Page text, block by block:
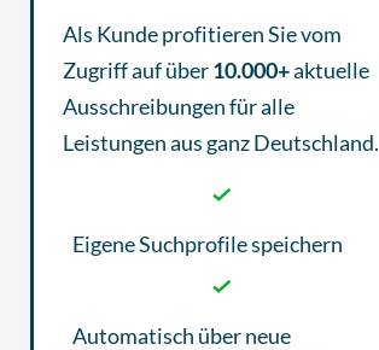
Als Kunde profitieren Sie vom
Zugriff auf über10.000+aktuelle
Ausschreibungenfür alle
Leistungen aus ganz Deutschland.
Eigene Suchprofile speichern
Automatisch über neue